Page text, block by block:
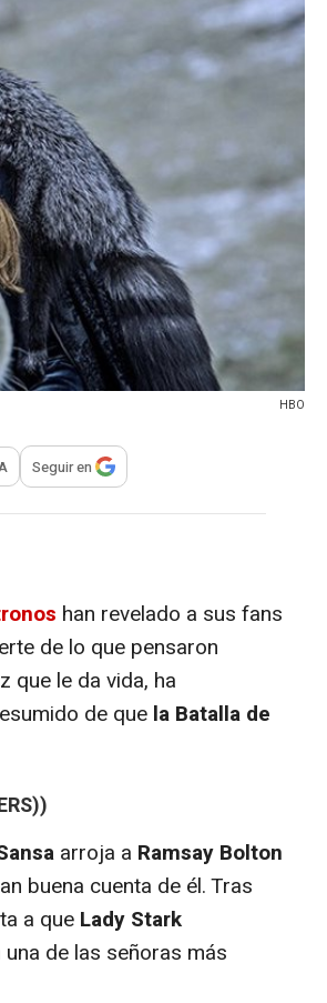
HBO
para compartir
Seguir en
han revelado a sus fans
de lo que pensaron
que le da vida, ha
de que la Batalla de
arroja a Ramsay Bolton
buena cuenta de él. Tras
a que Lady Stark
de las señoras más